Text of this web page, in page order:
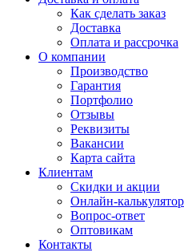
Как сделать заказ
Доставка
Оплата и рассрочка
О компании
Производство
Гарантия
Портфолио
Отзывы
Реквизиты
Вакансии
Карта сайта
Клиентам
Скидки и акции
Онлайн-калькулятор
Вопрос-ответ
Оптовикам
Контакты